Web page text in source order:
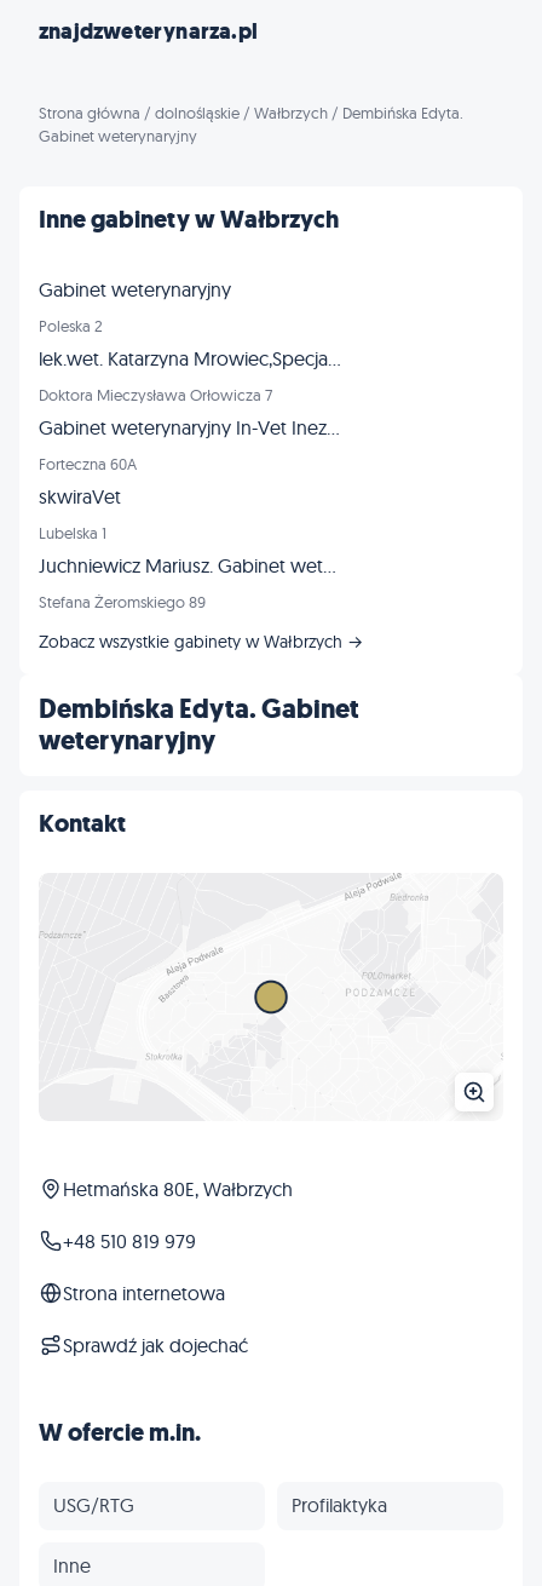
znajdzweterynarza.pl
Strona główna / dolnośląskie / Wałbrzych / Dembińska Edyta.
Gabinet weterynaryjny
Dembińska Edyta. Gabinet
weterynaryjny
Kontakt
Hetmańska 80E, Wałbrzych
+48 510 819 979
Strona internetowa
Sprawdź jak dojechać
W ofercie m.in.
USG/RTG Profilaktyka
Inne
Inne gabinety w Wałbrzych
Gabinet weterynaryjny
Poleska 2
lek.wet. Katarzyna Mrowiec,Specjalista Chorób Psów i Kotów,Specjalista Chirurgii Weterynaryjnej
Doktora Mieczysława Orłowicza 7
Gabinet weterynaryjny In-Vet Inez Figiel
Forteczna 60A
skwiraVet
Lubelska 1
Juchniewicz Mariusz. Gabinet weterynaryjny
Stefana Żeromskiego 89
Zobacz wszystkie gabinety w Wałbrzych →